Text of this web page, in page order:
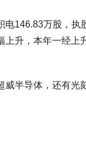
万股，执
上升，本年一经上
导体，还有光